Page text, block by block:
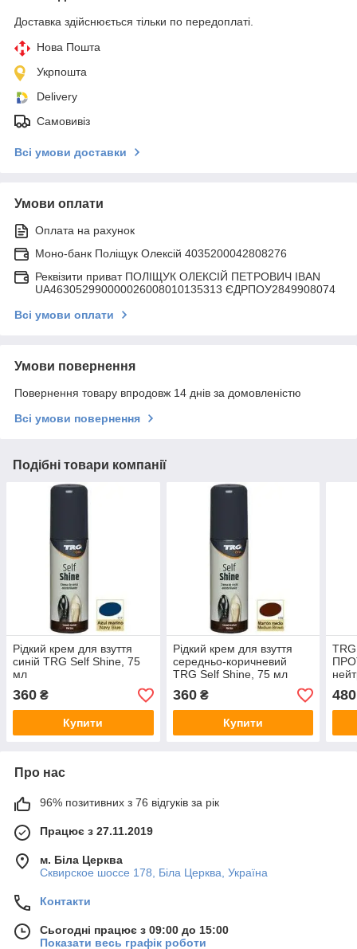
Доставка здійснюється тільки по передоплаті.
Нова Пошта
Укрпошта
Delivery
Самовивіз
Всі умови доставки
Умови оплати
Оплата на рахунок
Моно-банк Поліщук Олексій 4035200042808276
Реквізити приват ПОЛІЩУК ОЛЕКСІЙ ПЕТРОВИЧ IBAN
UA463052990000026008010135313 ЄДРПОУ2849908074
Всі умови оплати
Умови повернення
Повернення товару впродовж 14 днів за домовленістю
Всі умови повернення
Подібні товари компанії
Рідкий крем для взуття
синій TRG Self Shine, 75
мл
360 ₴
Купити
Рідкий крем для взуття
середньо-коричневий
TRG Self Shine, 75 мл
360₴
Купити
480
Про нас
96% позитивних з 76 відгуків за рік
Працює з 27.11.2019
м. Біла Церква
Сквирское шоссе 178, Біла Церква, Україна
Контакти
Сьогодні працює з 09:00 до 15:00
Показати весь графік роботи